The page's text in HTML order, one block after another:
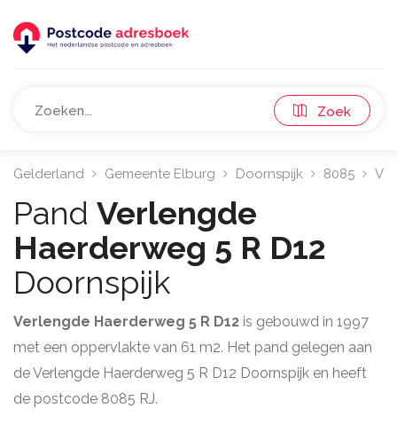
Zoek
Gelderland Gemeente Elburg Doornspijk 8085
Pand Verlengde
Haerderweg 5 R D12
Doornspijk
Verlengde Haerderweg 5 R D12 is gebouwd in 1997
met een oppervlakte van 61 m2. Het pand gelegen aan
de Verlengde Haerderweg 5 R D12 Doornspijk en heeft
de postcode 8085 RJ.